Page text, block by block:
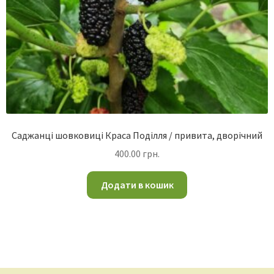
Саджанці шовковиці Краса Поділля / привита, дворічний
400.00 грн.
Додати в кошик